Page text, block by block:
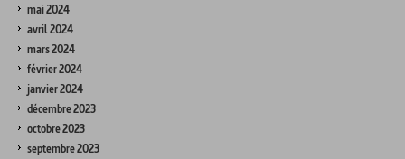
mai 2024
avril 2024
mars 2024
février 2024
janvier 2024
décembre 2023
octobre 2023
septembre 2023